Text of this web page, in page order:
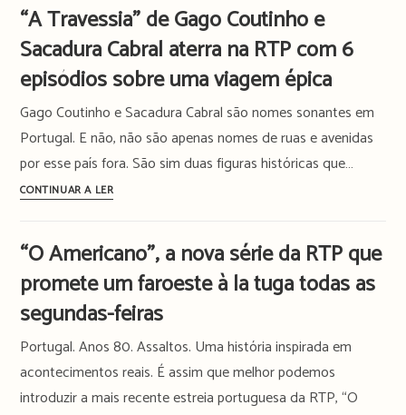
de
com
16
novas
um
parque
estacionamento?
“Lugar
54”
estreia
na
Play
“A Travessia” de Gago Coutinho e
Sacadura Cabral aterra na RTP com 6
episódios sobre uma viagem épica
Gago Coutinho e Sacadura Cabral são nomes sonantes em
Portugal. E não, não são apenas nomes de ruas e avenidas
por esse país fora. São sim duas figuras históricas que…
CONTINUAR A LER“A
Gago
Coutinho
e
Sacadura
Cabral
aterra
na
“O Americano”, a nova série da RTP que
promete um faroeste à la tuga todas as
segundas-feiras
Portugal. Anos 80. Assaltos. Uma história inspirada em
acontecimentos reais. É assim que melhor podemos
introduzir a mais recente estreia portuguesa da RTP, “O